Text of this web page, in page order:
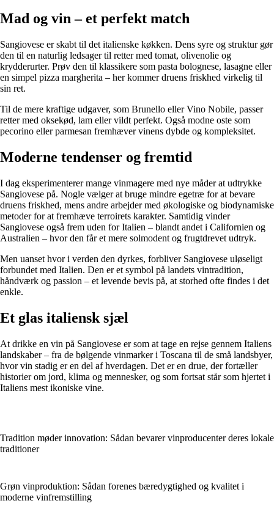
Mad og vin – et perfekt match
Sangiovese er skabt til det italienske køkken. Dens syre og struktur gør
den til en naturlig ledsager til retter med tomat, olivenolie og
krydderurter. Prøv den til klassikere som pasta bolognese, lasagne eller
en simpel pizza margherita – her kommer druens friskhed virkelig til
sin ret.
Til de mere kraftige udgaver, som Brunello eller Vino Nobile, passer
retter med oksekød, lam eller vildt perfekt. Også modne oste som
pecorino eller parmesan fremhæver vinens dybde og kompleksitet.
Moderne tendenser og fremtid
I dag eksperimenterer mange vinmagere med nye måder at udtrykke
Sangiovese på. Nogle vælger at bruge mindre egetræ for at bevare
druens friskhed, mens andre arbejder med økologiske og biodynamiske
metoder for at fremhæve terroirets karakter. Samtidig vinder
Sangiovese også frem uden for Italien – blandt andet i Californien og
Australien – hvor den får et mere solmodent og frugtdrevet udtryk.
Men uanset hvor i verden den dyrkes, forbliver Sangiovese uløseligt
forbundet med Italien. Den er et symbol på landets vintradition,
håndværk og passion – et levende bevis på, at storhed ofte findes i det
enkle.
Et glas italiensk sjæl
At drikke en vin på Sangiovese er som at tage en rejse gennem Italiens
landskaber – fra de bølgende vinmarker i Toscana til de små landsbyer,
hvor vin stadig er en del af hverdagen. Det er en drue, der fortæller
historier om jord, klima og mennesker, og som fortsat står som hjertet i
Italiens mest ikoniske vine.
Tradition møder innovation: Sådan bevarer vinproducenter deres lokale
traditioner
Grøn vinproduktion: Sådan forenes bæredygtighed og kvalitet i
moderne vinfremstilling